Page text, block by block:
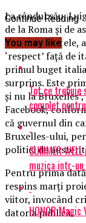
La rândul său,
de la Roma şi de
Mişcarea 5 Stele,
‘respect’ faţă de
primul buget
surprins. Este
şi nu la
Facebook,
că guvernul din
Bruxelles-ului,
politici de
Pentru prima
respins marţi
viitor, invocând
datoria publică.
Continue Reading
You may like
Tot ce trebuie
complet
SUMMER
muzica intr-
HONOR